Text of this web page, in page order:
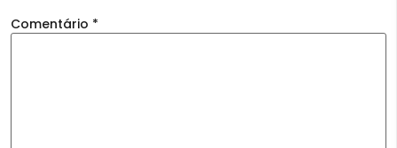
Comentário *